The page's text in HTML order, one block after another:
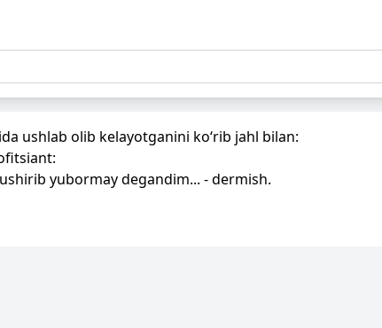
ushlab olib kelayotganini ko‘rib jahl bilan:
yubormay degandim... - dermish.